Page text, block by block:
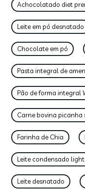
Achocolatado diet
Leite em pó desnatado
Chocolate em pó
Pasta integral de
Pão de forma integral
Carne bovina picanha
Farinha de Chia
Leite condensado
Leite desnatado